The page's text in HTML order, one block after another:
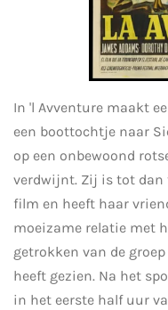
In 'l Avventure maakt
een boottochtje naar
op een onbewoond
verdwijnt. Zij is tot dan
film en heeft haar
moeizame relatie met
getrokken van de
heeft gezien. Na het
in het eerste half uur